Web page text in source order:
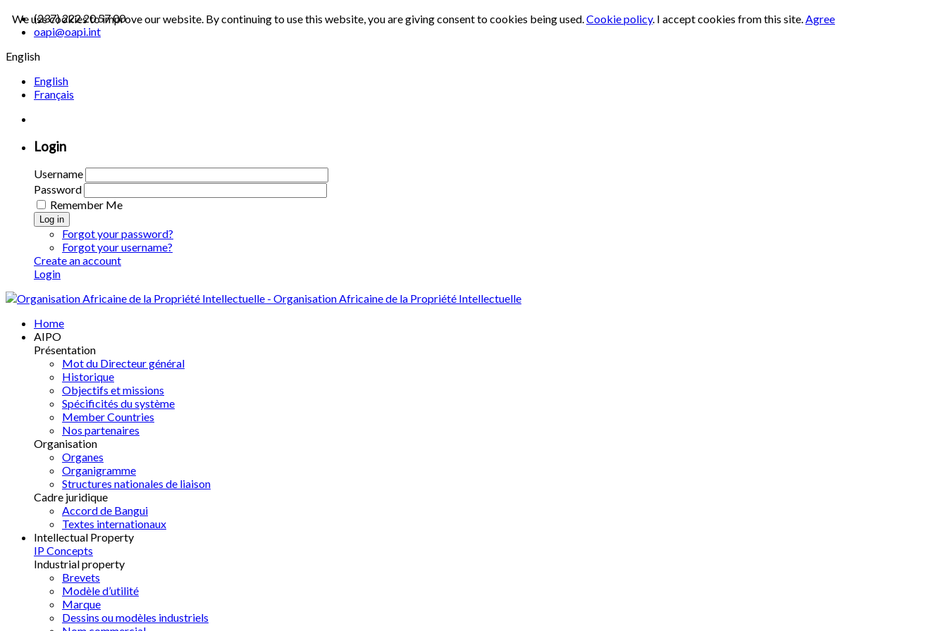
(237) 222 20 57 00
oapi@oapi.int
English
English
Français
Login
Username
Password
Remember Me
Log in
Forgot your password?
Forgot your username?
Create an account
Login
Home
AIPO
Présentation
Mot du Directeur général
Historique
Objectifs et missions
Spécificités du système
Member Countries
Nos partenaires
Organisation
Organes
Organigramme
Structures nationales de liaison
Cadre juridique
Accord de Bangui
Textes internationaux
Intellectual Property
IP Concepts
Industrial property
Brevets
Modèle d’utilité
Marque
Dessins ou modèles industriels
We use cookies to improve our website. By continuing to use this website, you are giving consent to cookies being used.Cookie policy. I accept cookies from this site.Agree